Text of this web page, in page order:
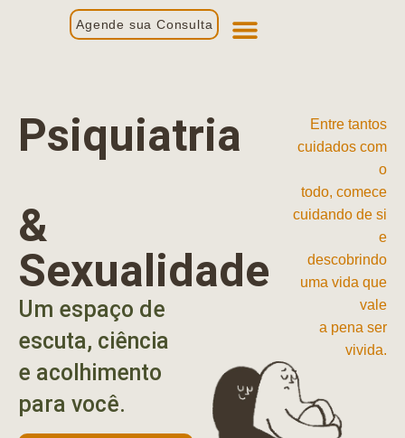
Agende sua Consulta
Psiquiatria
&
Sexualidade
Um espaço de
escuta, ciência
e acolhimento
para você.
Entre tantos
cuidados com
o
todo, comece
cuidando de si
e
descobrindo
uma vida que
vale
a pena ser
vivida.